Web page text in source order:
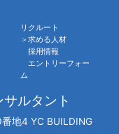
リクルート
＞求める人材
採用情報
エントリーフォー
ム
ルタント
地4 YC BUILDING